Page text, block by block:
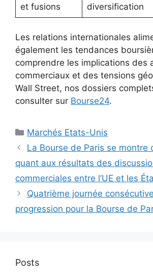
et fusions
diversification
Les relations internationales
également les tendances
comprendre les implications des
commerciaux et des tensions
Wall Street, nos dossiers
consulter sur Bourse24.
Catégories
Marchés Etats-Unis
La Bourse de Paris se montre
quant aux résultats des
commerciales entre l’UE et les
Quatrième journée
progression pour la Bourse de
Posts